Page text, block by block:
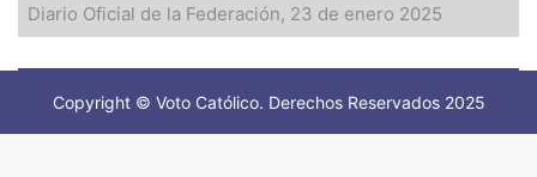
Diario Oficial de la Federación, 23 de enero 2025
Copyright © Voto Católico. Derechos Reservados 2025